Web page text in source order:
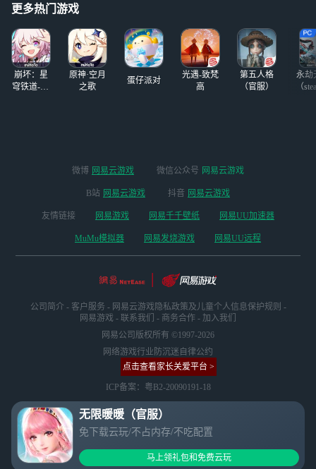
无限暖暖（官服）
免下载云玩/不占内存/不吃配置
马上领礼包和免费云玩
务「星星带来新朋
免费获得限定家具
「留声鸡」和3星
联动
萌萌 权威 萌萌萌
更多热门游戏
崩坏：星
穹铁道-4.4
原神·空月
之歌
蛋仔派对
光遇-致梵
高
第五人格
（官服）
永劫
（
微博 网易云游戏 微信公众号 网易云游戏
B站 网易云游戏 抖音 网易云游戏
友情链接 网易游戏 网易千千壁纸 网易UU加速器
MuMu模拟器 网易发烧游戏 网易UU远程
公司简介 - 客户服务 - 网易云游戏隐私政策及儿童个人信息保护规则 -
网易游戏 - 联系我们 - 商务合作 - 加入我们
网易公司版权所有 ©1997-2026
网络游戏行业防沉迷自律公约
点击查看家长关爱平台 >
ICP备案：粤B2-20090191-18